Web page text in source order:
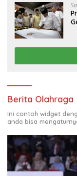
Berita Olahraga
Ini contoh widget
anda bisa